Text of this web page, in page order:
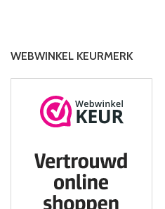
WEBWINKEL KEURMERK